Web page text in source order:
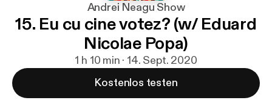
Andrei Neagu Show
15. Eu cu cine votez? (w/ Eduard
Nicolae Popa)
1 h 10 min · 14. Sept. 2020
Kostenlos testen